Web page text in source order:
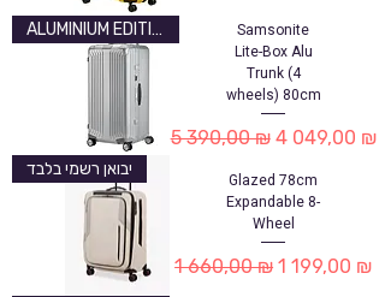
ALUMINIUM EDITION
Samsonite
Lite-Box Alu
Trunk (4
wheels) 80cm
Обычная цена
5 390,00 ₪ Цена со
4 049,00 ₪
יבואן רשמי בלבד
Glazed 78cm
Expandable 8-
Wheel
Обычная цена
1 660,00 ₪ Цена со
1 199,00 ₪